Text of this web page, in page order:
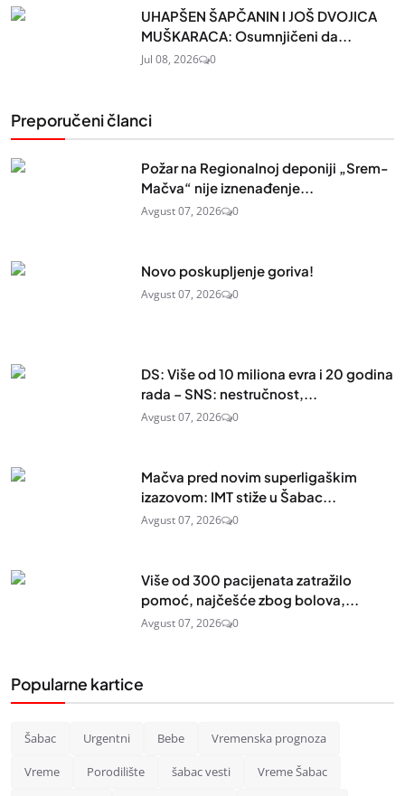
UHAPŠEN ŠAPČANIN I JOŠ DVOJICA
MUŠKARACA: Osumnjičeni da...
Jul 08, 2026 0
Preporučeni članci
Požar na Regionalnoj deponiji „Srem-
Mačva“ nije iznenađenje...
Avgust 07, 2026 0
Novo poskupljenje goriva!
Avgust 07, 2026 0
DS: Više od 10 miliona evra i 20 godina
rada – SNS: nestručnost,...
Avgust 07, 2026 0
Mačva pred novim superligaškim
izazovom: IMT stiže u Šabac...
Avgust 07, 2026 0
Više od 300 pacijenata zatražilo
pomoć, najčešće zbog bolova,...
Avgust 07, 2026 0
Popularne kartice
Šabac Urgentni Bebe Vremenska prognoza
Vreme Porodilište šabac vesti Vreme Šabac